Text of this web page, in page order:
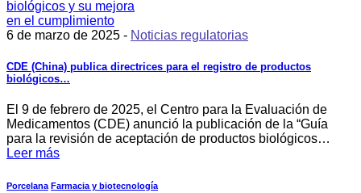
6 de marzo de 2025 - Noticias regulatorias
CDE (China) publica directrices para el registro de productos
biológicos…
El 9 de febrero de 2025, el Centro para la Evaluación de
Medicamentos (CDE) anunció la publicación de la “Guía
para la revisión de aceptación de productos biológicos…
Leer más
Porcelana Farmacia y biotecnología